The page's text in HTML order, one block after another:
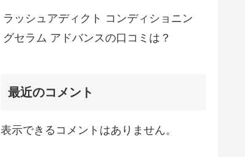
ラッシュアディクト コンディショニン
グセラム アドバンスの口コミは？
最近のコメント
表示できるコメントはありません。